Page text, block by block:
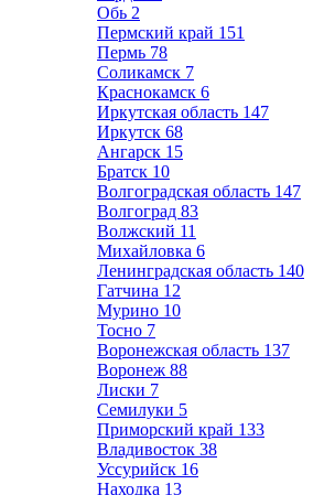
Обь 2
Пермский край 151
Пермь 78
Соликамск 7
Краснокамск 6
Иркутская область 147
Иркутск 68
Ангарск 15
Братск 10
Волгоградская область 147
Волгоград 83
Волжский 11
Михайловка 6
Ленинградская область 140
Гатчина 12
Мурино 10
Тосно 7
Воронежская область 137
Воронеж 88
Лиски 7
Семилуки 5
Приморский край 133
Владивосток 38
Уссурийск 16
Находка 13